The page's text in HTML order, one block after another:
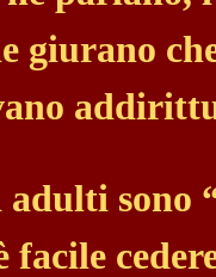
giurano
sono